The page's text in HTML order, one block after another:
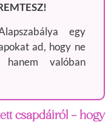
egy
ad, hogy ne
valóban
csapdáiról – hogy